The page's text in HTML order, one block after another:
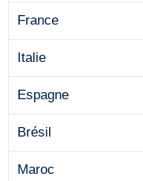
France
Italie
Espagne
Brésil
Maroc